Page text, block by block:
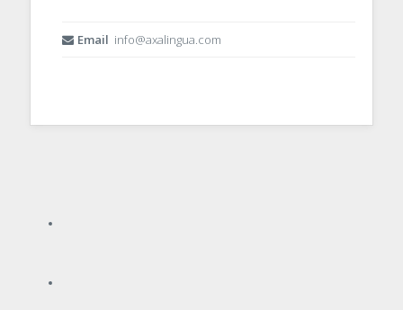
Email info@axalingua.com